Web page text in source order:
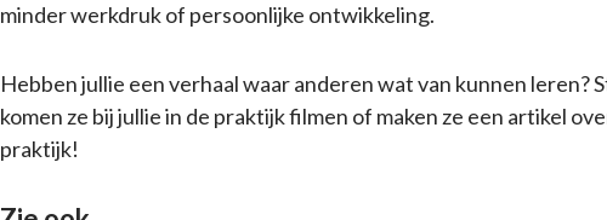
minder werkdruk of persoonlijke ontwikkeling.
Hebben jullie een verhaal waar anderen wat van kunnen leren?
komen ze bij jullie in de praktijk filmen of maken ze een artikel
praktijk!